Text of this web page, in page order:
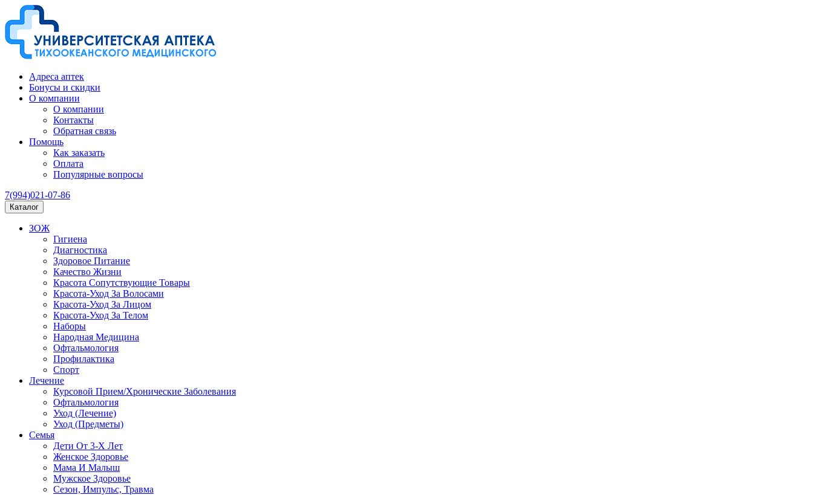
Адреса аптек
Бонусы и скидки
О компании
О компании
Контакты
Обратная связь
Помощь
Как заказать
Оплата
Популярные вопросы
7(994)021-07-86
Каталог
ЗОЖ
Гигиена
Диагностика
Здоровое Питание
Качество Жизни
Красота Сопутствующие Товары
Красота-Уход За Волосами
Красота-Уход За Лицом
Красота-Уход За Телом
Наборы
Народная Медицина
Офтальмология
Профилактика
Спорт
Лечение
Курсовой Прием/Хронические Заболевания
Офтальмология
Уход (Лечение)
Уход (Предметы)
Семья
Дети От 3-Х Лет
Женское Здоровье
Мама И Малыш
Мужское Здоровье
Сезон, Импульс, Травма